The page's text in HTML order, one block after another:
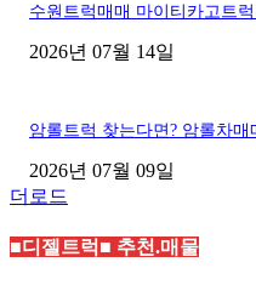
수원트럭매매 마이티카고트
2026년 07월 14일
암롤트럭 찾는다면? 암롤차
2026년 07월 09일
더로드
■디젤트럭■ 추천.매물